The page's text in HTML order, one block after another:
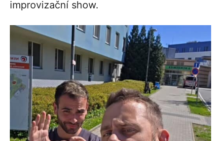
improvizační show.